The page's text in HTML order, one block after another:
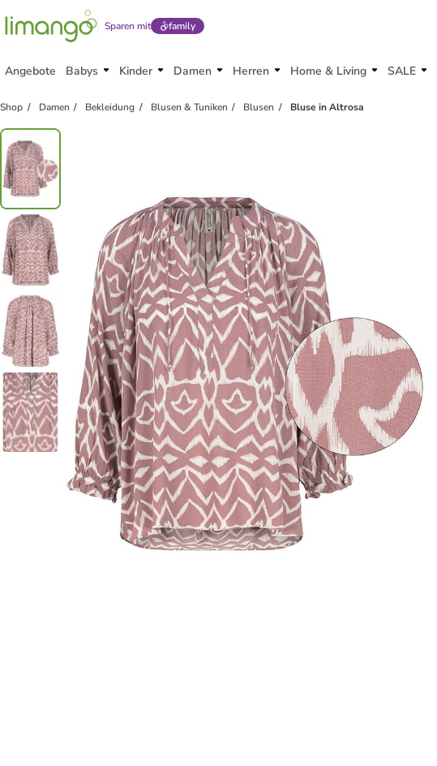
Sparen mit family
Angebote Babys Kinder Damen Herren Home & Living SALE
Shop Damen Bekleidung Blusen & Tuniken Blusen Bluse in Altrosa